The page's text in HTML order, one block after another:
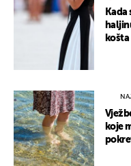
košta
koje